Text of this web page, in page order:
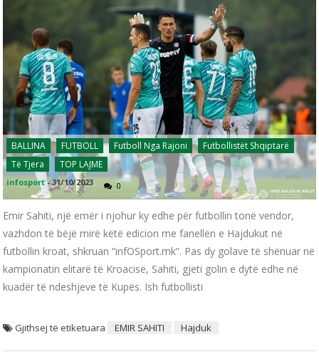
BALLINA FUTBOLL Futboll Nga Rajoni
Futbollistët Shqiptarë
Të Tjera
TOP LAJME
infosport -31/10/2023 0
Emir Sahiti, një emër i njohur ky edhe për futbollin tonë vendor,
vazhdon të bëjë mirë këtë edicion me fanellën e Hajdukut në
futbollin kroat, shkruan “infOSport.mk”. Pas dy golave të shënuar në
kampionatin elitarë të Kroacisë, Sahiti, gjeti golin e dytë edhe në
kuadër të ndeshjeve të Kupës. Ish futbollisti
Gjithsej të etiketuara EMIR SAHITI Hajduk